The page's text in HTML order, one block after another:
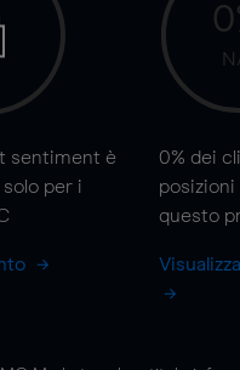
sentiment è
per i
0% dei
posizioni
questo